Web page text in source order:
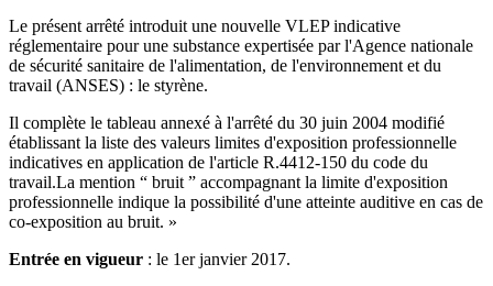
Le présent arrêté introduit une nouvelle VLEP indicative
réglementaire pour une substance expertisée par l'Agence nationale
de sécurité sanitaire de l'alimentation, de l'environnement et du
travail (ANSES) : le styrène.
Il complète le tableau annexé à l'arrêté du 30 juin 2004 modifié
établissant la liste des valeurs limites d'exposition professionnelle
indicatives en application de l'article R.4412-150 du code du
travail.La mention “ bruit ” accompagnant la limite d'exposition
professionnelle indique la possibilité d'une atteinte auditive en cas de
co-exposition au bruit. »
Entrée en vigueur : le 1er janvier 2017.